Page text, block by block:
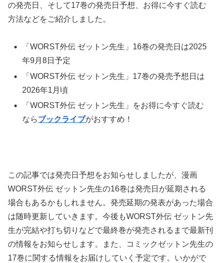
の発売日、そして17巻の発売日予想、お得に今すぐ読む
方法などをご紹介しました。
「WORST外伝 ゼットン先生」16巻の発売日は2025
年9月8日予定
「WORST外伝 ゼットン先生」17巻の発売予想日は
2026年1月頃
「WORST外伝 ゼットン先生」をお得に今すぐ読む
ならブックライブがおすすめ！
この記事では発売日予想をお知らせしましたが、漫画
WORST外伝 ゼットン先生の16巻は発売日が延期される
場合もあるかもしれません。発売延期の発表があった場合
は随時更新していきます。今後もWORST外伝 ゼットン先
生が完結や打ち切りなどで最終巻が発売されるまで最新刊
の情報をお知らせします。また、コミックゼットン先生の
17巻に関する情報をお届けしていく予定です。いかがで